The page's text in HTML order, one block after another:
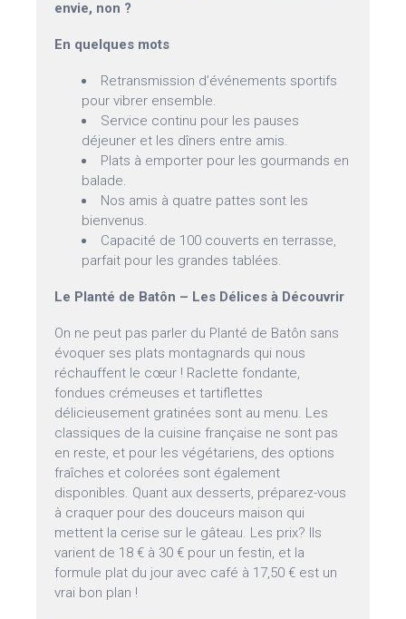
envie, non ?
En quelques mots
Retransmission d’événements sportifs
pour vibrer ensemble.
Service continu pour les pauses
déjeuner et les dîners entre amis.
Plats à emporter pour les gourmands en
balade.
Nos amis à quatre pattes sont les
bienvenus.
Capacité de 100 couverts en terrasse,
parfait pour les grandes tablées.
Le Planté de Batôn – Les Délices à Découvrir
On ne peut pas parler du Planté de Batôn sans
évoquer ses plats montagnards qui nous
réchauffent le cœur ! Raclette fondante,
fondues crémeuses et tartiflettes
délicieusement gratinées sont au menu. Les
classiques de la cuisine française ne sont pas
en reste, et pour les végétariens, des options
fraîches et colorées sont également
disponibles. Quant aux desserts, préparez-vous
à craquer pour des douceurs maison qui
mettent la cerise sur le gâteau. Les prix? Ils
varient de 18 € à 30 € pour un festin, et la
formule plat du jour avec café à 17,50 € est un
vrai bon plan !